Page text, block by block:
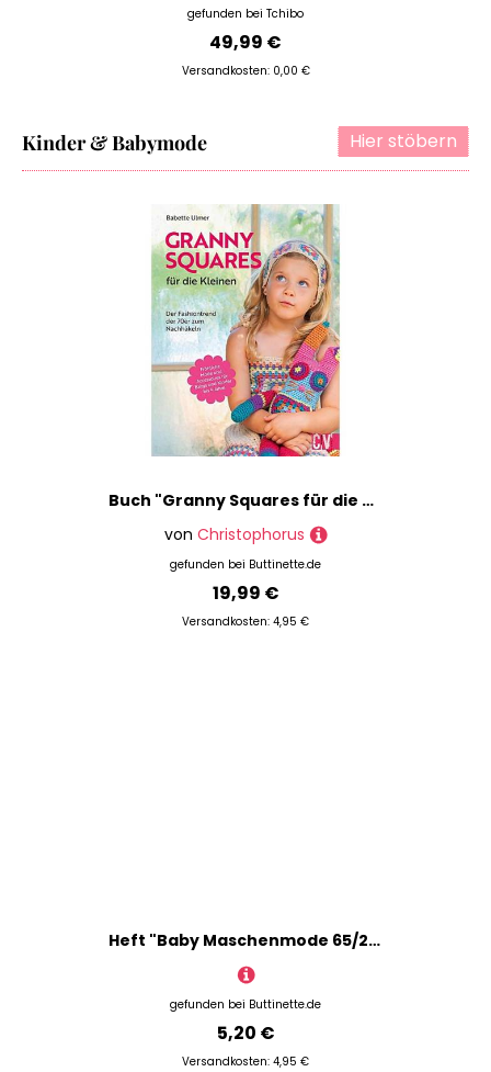
gefunden bei Tchibo
49,99 €
Versandkosten: 0,00 €
Hier stöbern
Kinder & Babymode
Buch "Granny Squares für die Kleinen"
von Christophorus
gefunden bei Buttinette.de
19,99 €
Versandkosten: 4,95 €
Heft "Baby Maschenmode 65/2025"
gefunden bei Buttinette.de
5,20 €
Versandkosten: 4,95 €